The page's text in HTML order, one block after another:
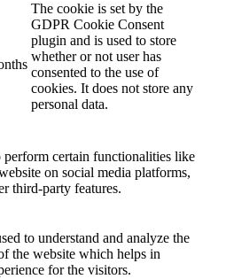
The cookie is set by the
GDPR Cookie Consent
plugin and is used to store
whether or not user has
consented to the use of
cookies. It does not store any
personal data.
certain functionalities like
on social media platforms,
third-party features.
to understand and analyze the
the website which helps in
for the visitors.